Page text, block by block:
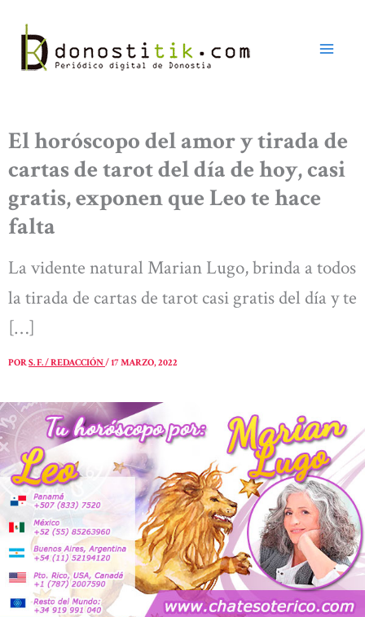
contenido
El horóscopo del amor y tirada de
cartas de tarot del día de hoy, casi
gratis, exponen que Leo te hace
falta
La vidente natural Marian Lugo, brinda a todos
la tirada de cartas de tarot casi gratis del día y te
[…]
PORS. F. / REDACCIÓN/17 MARZO, 2022